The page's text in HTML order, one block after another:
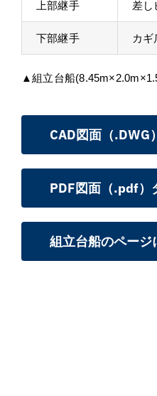
上部継手 差し
下部継手 カギ
▲組立台船
CAD図面（.DWG
PDF図面（.pdf）
組立台船のページ